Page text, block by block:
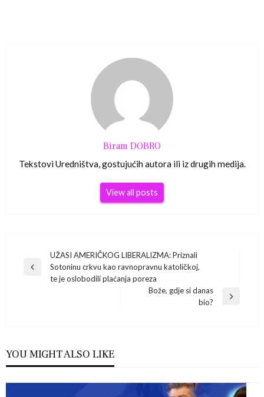
Biram DOBRO
Tekstovi Uredništva, gostujućih autora ili iz drugih medija.
View all posts
Navigacija
objava
Previous
UŽASI AMERIČKOG LIBERALIZMA: Priznali
Sotoninu crkvu kao ravnopravnu katoličkoj,
te je oslobodili plaćanja poreza
Bože, gdje si danas
bio?
YOU MIGHT ALSO LIKE